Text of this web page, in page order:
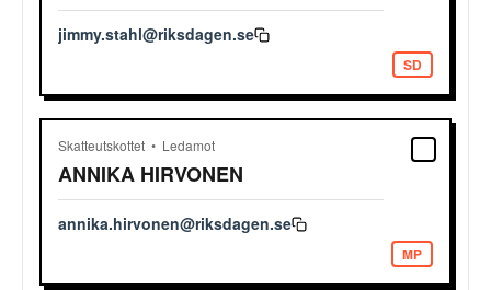
SD
jimmy.stahl@riksdagen.se
Skatteutskottet Ledamot
ANNIKA HIRVONEN
MP
annika.hirvonen@riksdagen.se